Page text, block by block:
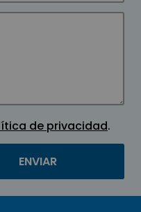
de privacidad.